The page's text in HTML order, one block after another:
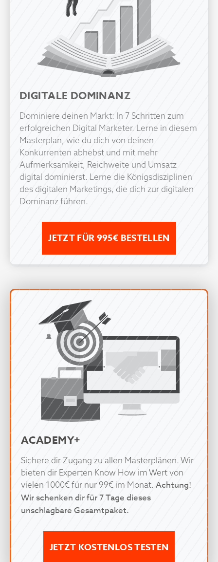
DIGITALE DOMINANZ
Dominiere deinen Markt: In 7 Schritten zum
erfolgreichen Digital Marketer. Lerne in diesem
Masterplan, wie du dich von deinen
Konkurrenten abhebst und mit mehr
Aufmerksamkeit, Reichweite und Umsatz
digital dominierst. Lerne die Königsdisziplinen
des digitalen Marketings, die dich zur digitalen
Dominanz führen.
JETZT FÜR 995€ BESTELLEN
ACADEMY+
Sichere dir Zugang zu allen Masterplänen. Wir
bieten dir Experten Know How im Wert von
vielen 1000€ für nur 99€ im Monat. Achtung!
Wir schenken dir für 7 Tage dieses
unschlagbare Gesamtpaket.
JETZT KOSTENLOS TESTEN